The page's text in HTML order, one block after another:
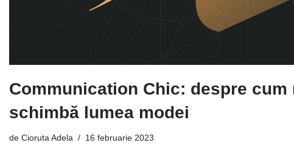
Communication Chic: despre cum
schimbă lumea modei
de Cioruta Adela 16 februarie 2023